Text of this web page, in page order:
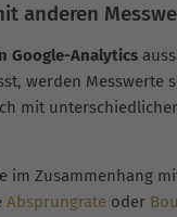
anderen
Google-Analytics
werden Messwerte
mit
im Zusammenhang
Absprungrate oder